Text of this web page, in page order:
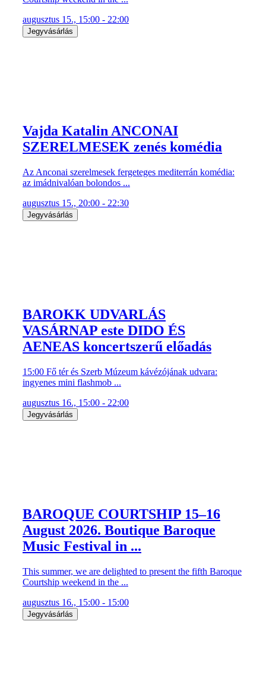
augusztus 15., 15:00 - 22:00
Jegyvásárlás
Vajda Katalin ANCONAI
SZERELMESEK zenés komédia
Az Anconai szerelmesek fergeteges mediterrán komédia:
az imádnivalóan bolondos ...
augusztus 15., 20:00 - 22:30
Jegyvásárlás
BAROKK UDVARLÁS
VASÁRNAP este DIDO ÉS
AENEAS koncertszerű előadás
15:00 Fő tér és Szerb Múzeum kávézójának udvara:
ingyenes mini flashmob ...
augusztus 16., 15:00 - 22:00
Jegyvásárlás
BAROQUE COURTSHIP 15–16
August 2026. Boutique Baroque
Music Festival in ...
This summer, we are delighted to present the fifth Baroque
Courtship weekend in the ...
augusztus 16., 15:00 - 15:00
Jegyvásárlás